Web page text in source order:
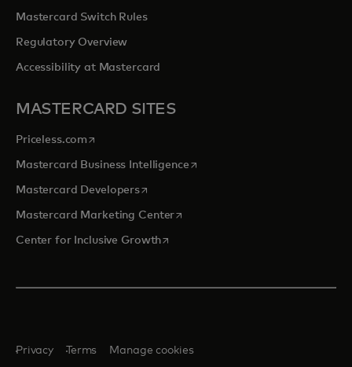
Mastercard Switch Rules
Regulatory Overview
Accessibility at Mastercard
MASTERCARD SITES
Priceless.com opens in a new tab
Mastercard Business Intelligenceopens in a new tab
Mastercard Developersopens in a new tab
Mastercard Marketing Centeropens in a new tab
Center for Inclusive Growthopens in a new tab
Privacy Terms Manage cookies